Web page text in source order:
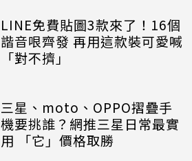
LINE免費貼圖3款來了！16個
諧音哏齊發 再用這款裝可愛喊
「對不擠」
三星、moto、OPPO摺疊手
機要挑誰？網推三星日常最實
用 「它」價格取勝